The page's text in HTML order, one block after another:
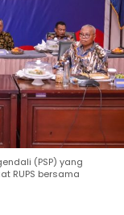
(PSP) yang
RUPS bersama